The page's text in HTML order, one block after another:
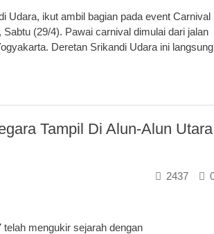
Udara, ikut ambil bagian pada event Carnival
(29/4). Pawai carnival dimulai dari jalan
Deretan Srikandi Udara ini langsung
Tampil Di Alun-Alun Utara
2437
mengukir sejarah dengan